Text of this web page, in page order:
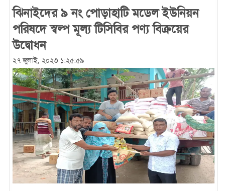
ঝিনাইদের ৯ নং পোড়াহাটি মডেল ইউনিয়ন
পরিষদে স্বল্প মূল্য টিসিবির পণ্য বিক্রয়ের
উদ্বোধন
২৭ জুলাই, ২০২৩ ১:২৫:৫৯